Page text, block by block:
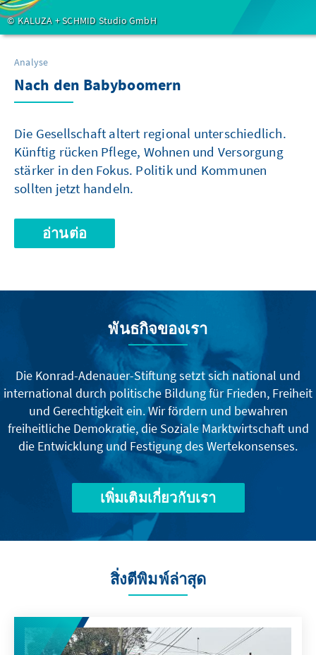
KALUZA + SCHMID Studio GmbH
Analyse
Nach den Babyboomern
Die Gesellschaft altert regional unterschiedlich.
Künftig rücken Pflege, Wohnen und Versorgung
stärker in den Fokus. Politik und Kommunen
sollten jetzt handeln.
อ่านต่อ
พันธกิจของเรา
Die Konrad-Adenauer-Stiftung setzt sich national und
international durch politische Bildung für Frieden, Freiheit
und Gerechtigkeit ein. Wir fördern und bewahren
freiheitliche Demokratie, die Soziale Marktwirtschaft und
die Entwicklung und Festigung des Wertekonsenses.
เพิ่มเติมเกี่ยวกับเรา
สิ่งตีพิมพ์ล่าสุด